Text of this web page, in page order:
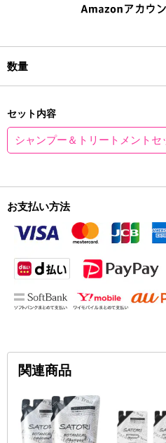
数量
セット内容
シャンプー＆トリートメントセ
お支払い方法
関連商品